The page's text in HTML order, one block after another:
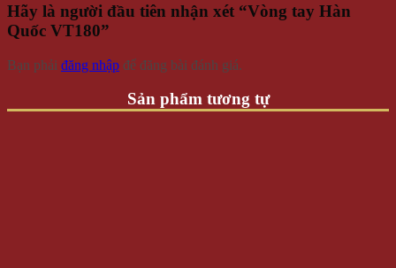
Hãy là người đầu tiên nhận xét “Vòng tay Hàn
Quốc VT180”
Bạn phải đăng nhập để đăng bài đánh giá.
Sản phẩm tương tự